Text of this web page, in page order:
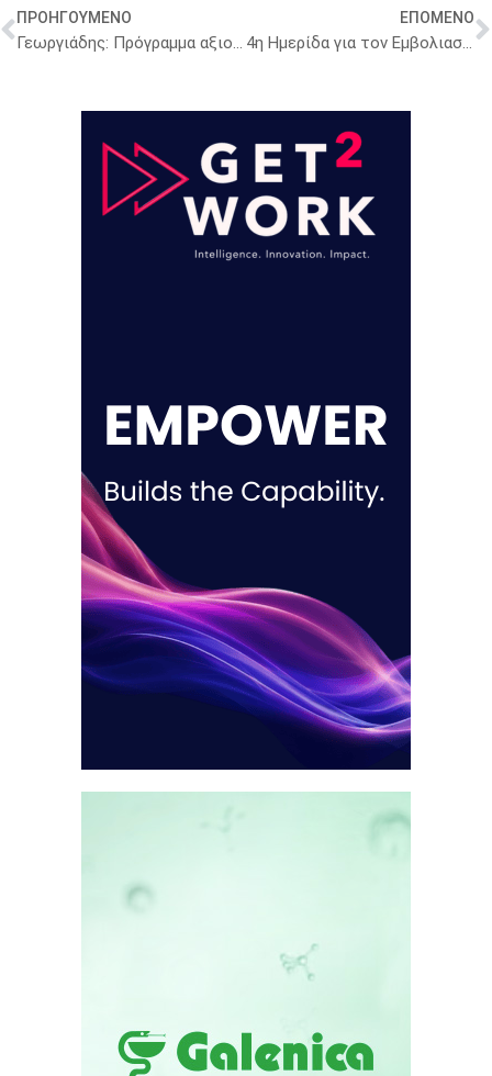
ΠΡΟΗΓΟΥΜΕΝΟ
Γεωργιάδης: Πρόγραμμα αξιοποίησης του δικτύου των φαρμακείων το 2026
ΕΠΟΜΕΝΟ
4η Ημερίδα για τον Εμβολιασμό από το ygeiamou